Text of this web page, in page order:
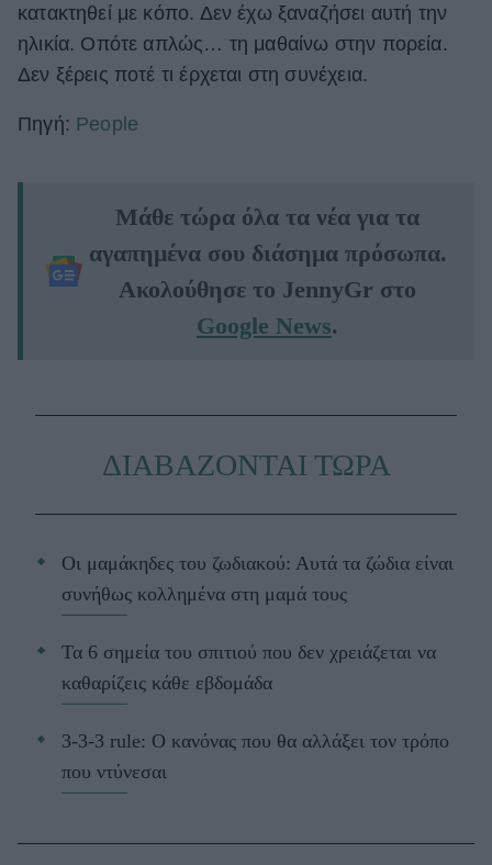
κατακτηθεί με κόπο. Δεν έχω ξαναζήσει αυτή την
ηλικία. Οπότε απλώς… τη μαθαίνω στην πορεία.
Δεν ξέρεις ποτέ τι έρχεται στη συνέχεια.
Πηγή: People
Μάθε τώρα όλα τα νέα για τα
αγαπημένα σου διάσημα πρόσωπα.
Ακολούθησε το JennyGr στο
Google News.
ΔΙΑΒΑΖΟΝΤΑΙ ΤΩΡΑ
Οι μαμάκηδες του ζωδιακού: Αυτά τα ζώδια είναι
συνήθως κολλημένα στη μαμά τους
Τα 6 σημεία του σπιτιού που δεν χρειάζεται να
καθαρίζεις κάθε εβδομάδα
3-3-3 rule: Ο κανόνας που θα αλλάξει τον τρόπο
που ντύνεσαι